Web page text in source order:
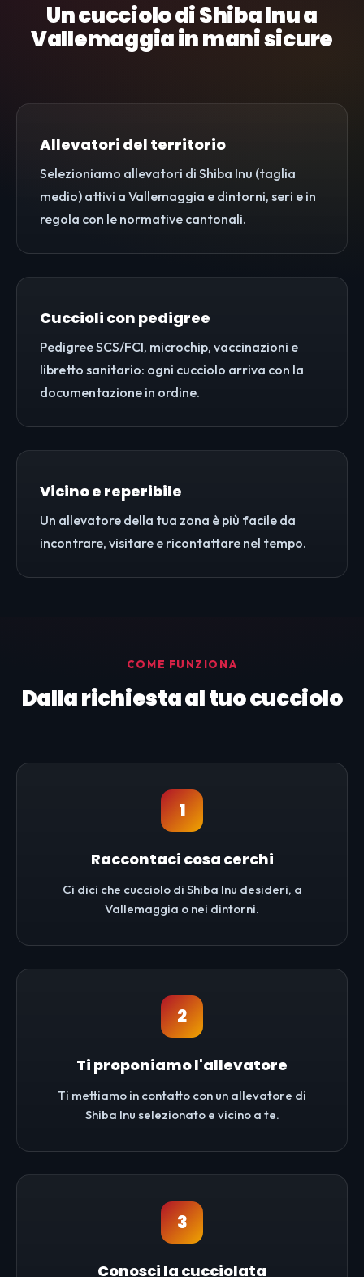
Un cucciolo di Shiba Inu a
Vallemaggia in mani sicure
Allevatori del territorio
Selezioniamo allevatori di Shiba Inu (taglia
medio) attivi a Vallemaggia e dintorni, seri e in
regola con le normative cantonali.
Cuccioli con pedigree
Pedigree SCS/FCI, microchip, vaccinazioni e
libretto sanitario: ogni cucciolo arriva con la
documentazione in ordine.
Vicino e reperibile
Un allevatore della tua zona è più facile da
incontrare, visitare e ricontattare nel tempo.
COME FUNZIONA
Dalla richiesta al tuo cucciolo
1
Raccontaci cosa cerchi
Ci dici che cucciolo di Shiba Inu desideri, a
Vallemaggia o nei dintorni.
2
Ti proponiamo l'allevatore
Ti mettiamo in contatto con un allevatore di
Shiba Inu selezionato e vicino a te.
3
Conosci la cucciolata